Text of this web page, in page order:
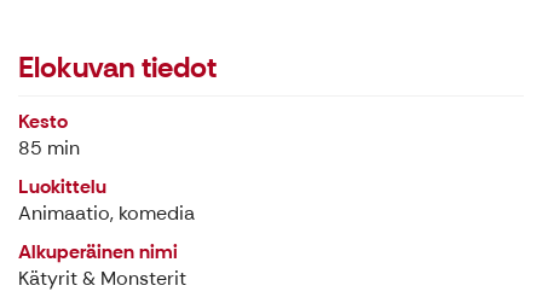
Elokuvan tiedot
Kesto
85 min
Luokittelu
Animaatio, komedia
Alkuperäinen nimi
Kätyrit & Monsterit